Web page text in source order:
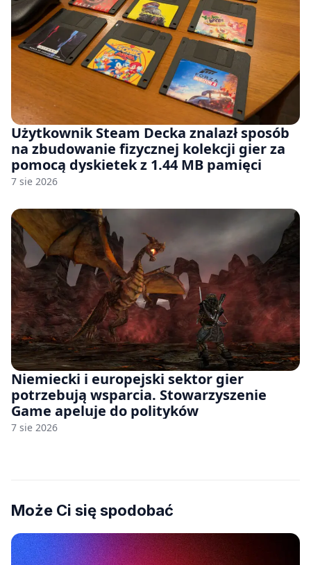
Użytkownik Steam Decka znalazł sposób
na zbudowanie fizycznej kolekcji gier za
pomocą dyskietek z 1.44 MB pamięci
7 sie 2026
Niemiecki i europejski sektor gier
potrzebują wsparcia. Stowarzyszenie
Game apeluje do polityków
7 sie 2026
Może Ci się spodobać